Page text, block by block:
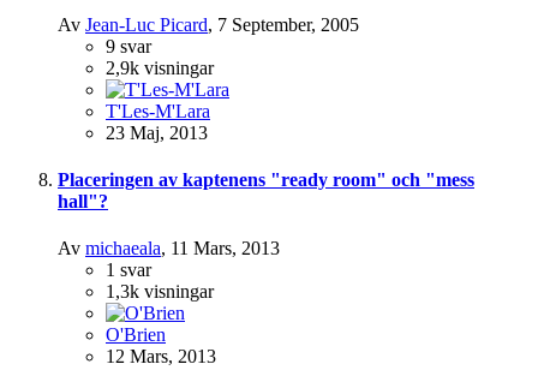
Av Jean-Luc Picard, 7 September, 2005
9 svar
2,9k visningar
T'Les-M'Lara
23 Maj, 2013
Placeringen av kaptenens "ready room" och "mess
hall"?
Av michaeala, 11 Mars, 2013
1 svar
1,3k visningar
O'Brien
12 Mars, 2013